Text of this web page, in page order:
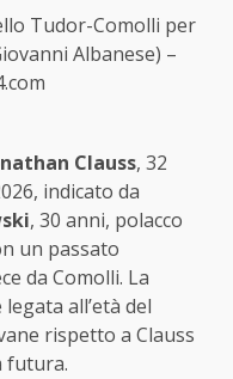
Tudor-Comolli per
Albanese) –
Clauss, 32
indicato da
, 30 anni, polacco
un passato
da Comolli. La
all’età del
rispetto a Clauss
futura.